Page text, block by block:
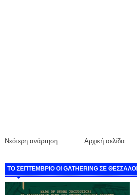
Νεότερη ανάρτηση Αρχική σελίδα
ΤΟ ΣΕΠΤΕΜΒΡΙΟ ΟΙ GATHERING ΣΕ